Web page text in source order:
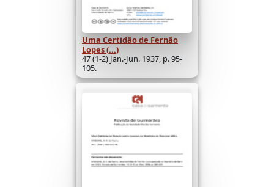
Uma Certidão de Fernão
Lopes (...)
47 (1-2) Jan.-Jun. 1937, p. 95-
105.